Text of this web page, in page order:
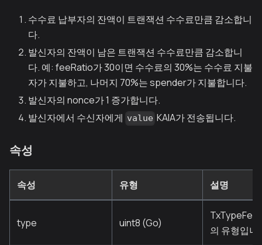
수수료 납부자의 잔액이 트랜잭션 수수료만큼 감소합니
다.
발신자의 잔액이 남은 트랜잭션 수수료만큼 감소합니
다. 예: feeRatio가 30이면 수수료의 30%는 수수료 지불
자가 지불하고, 나머지 70%는 spender가 지불합니다.
발신자의 nonce가 1 증가합니다.
발신자에서 수신자에게 value KAIA가 전송됩니다.
속성
속성 유형 설명
type uint8 (Go)
의 유형입니